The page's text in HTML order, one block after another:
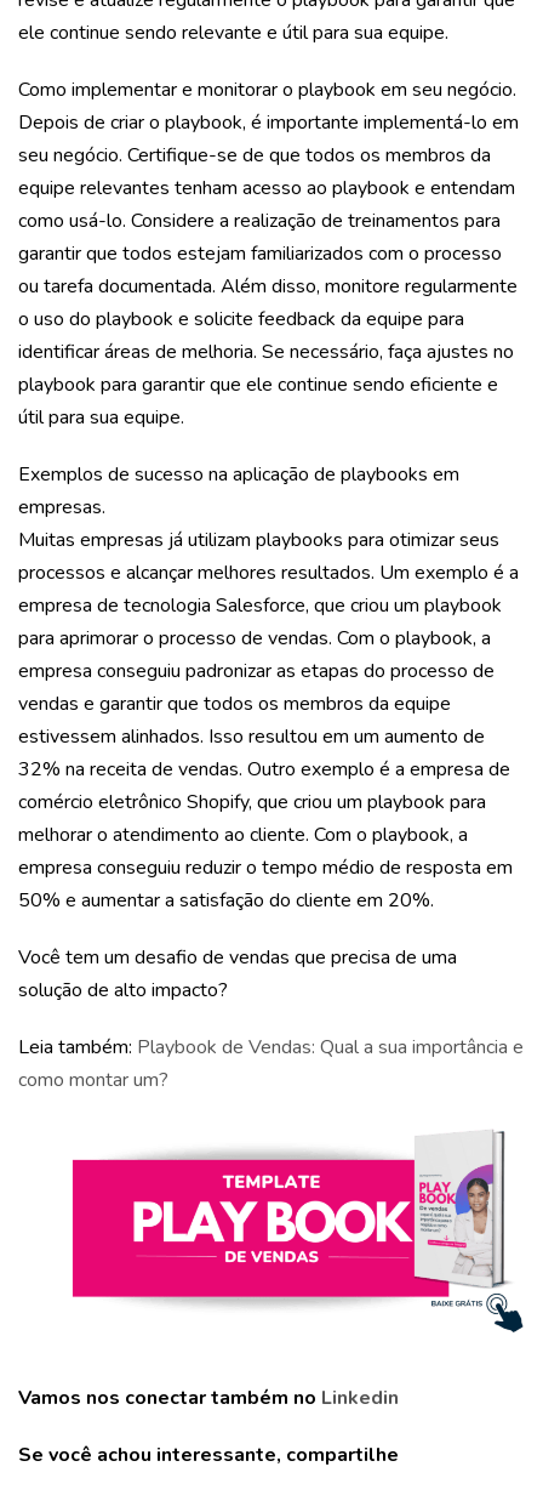
ele continue sendo relevante e útil para sua equipe.
Como implementar e monitorar o playbook em seu negócio.
Depois de criar o playbook, é importante implementá-lo em
seu negócio. Certifique-se de que todos os membros da
equipe relevantes tenham acesso ao playbook e entendam
como usá-lo. Considere a realização de treinamentos para
garantir que todos estejam familiarizados com o processo
ou tarefa documentada. Além disso, monitore regularmente
o uso do playbook e solicite feedback da equipe para
identificar áreas de melhoria. Se necessário, faça ajustes no
playbook para garantir que ele continue sendo eficiente e
útil para sua equipe.
Exemplos de sucesso na aplicação de playbooks em
empresas.
Muitas empresas já utilizam playbooks para otimizar seus
processos e alcançar melhores resultados. Um exemplo é a
empresa de tecnologia Salesforce, que criou um playbook
para aprimorar o processo de vendas. Com o playbook, a
empresa conseguiu padronizar as etapas do processo de
vendas e garantir que todos os membros da equipe
estivessem alinhados. Isso resultou em um aumento de
32% na receita de vendas. Outro exemplo é a empresa de
comércio eletrônico Shopify, que criou um playbook para
melhorar o atendimento ao cliente. Com o playbook, a
empresa conseguiu reduzir o tempo médio de resposta em
50% e aumentar a satisfação do cliente em 20%.
Você tem um desafio de vendas que precisa de uma
solução de alto impacto?
Leia também: Playbook de Vendas: Qual a sua importância e
como montar um?
Vamos nos conectar também no Linkedin
Se você achou interessante, compartilhe